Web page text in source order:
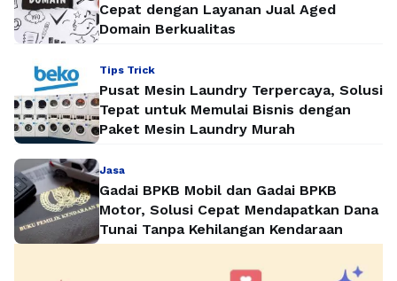
Cepat dengan Layanan Jual Aged
Domain Berkualitas
Tips Trick
Pusat Mesin Laundry Terpercaya, Solusi
Tepat untuk Memulai Bisnis dengan
Paket Mesin Laundry Murah
Jasa
Gadai BPKB Mobil dan Gadai BPKB
Motor, Solusi Cepat Mendapatkan Dana
Tunai Tanpa Kehilangan Kendaraan